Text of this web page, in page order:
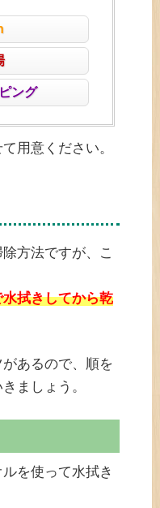
ング
用意ください。
方法ですが、こ
拭きしてから乾
あるので、順を
ましょう。
を使って水拭き